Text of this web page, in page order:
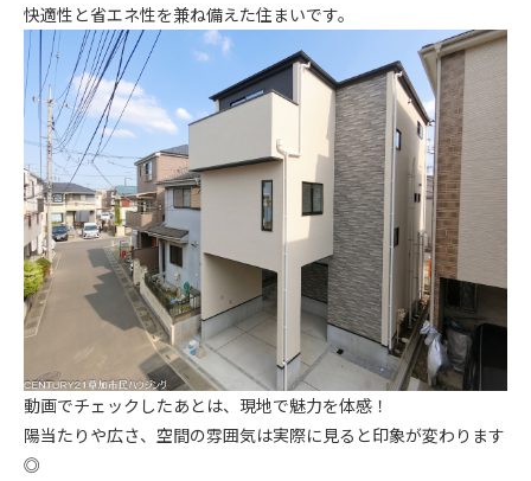
快適性と省エネ性を兼ね備えた住まいです。
動画でチェックしたあとは、現地で魅力を体感！
陽当たりや広さ、空間の雰囲気は実際に見ると印象が変わります
◎